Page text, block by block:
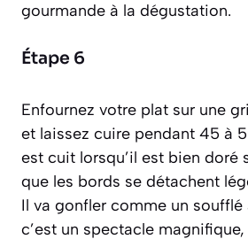
gourmande à la dégustation.
Étape 6
Enfournez votre plat sur une
et laissez cuire pendant 45 à
est cuit lorsqu’il est bien doré
que les bords se détachent
Il va gonfler comme un soufflé
c’est un spectacle